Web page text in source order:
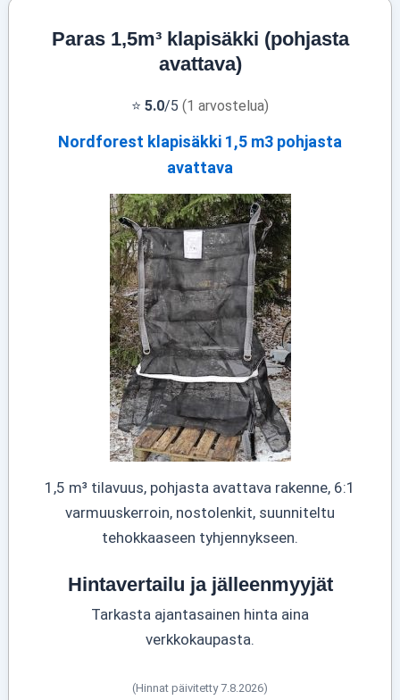
Paras 1,5m³ klapisäkki (pohjasta
avattava)
⭐ 5.0/5 (1 arvostelua)
Nordforest klapisäkki 1,5 m3 pohjasta
avattava
1,5 m³ tilavuus, pohjasta avattava rakenne, 6:1
varmuuskerroin, nostolenkit, suunniteltu
tehokkaaseen tyhjennykseen.
Hintavertailu ja jälleenmyyjät
Tarkasta ajantasainen hinta aina
verkkokaupasta.
(Hinnat päivitetty 7.8.2026)